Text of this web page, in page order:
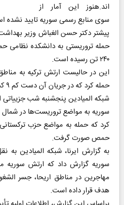
اند.هنوز این آمار از
سوی منابع رسمی سوریه تایید نشده
پیشتر دکتر حسن الغباش وزیر
۲۴۰ تن رسیده است.
این در حالیست ارتش ترکیه به
حمله کرد که در جریان آن دست کم ۹ کشته به جا گذاشت.
شبکه المیادین پنجشنبه شب
سوریه به مواضع تروریست‌ها در شمال
کرد که حمله به مواضع حزب
حمص صورت گرفت.
به گزارش ایرنا، شبکه المیادین به
سوریه گزارش داد که ارتش سوریه
مهاجرین در مناطق اریحا، جسر
هدف قرار داده است.